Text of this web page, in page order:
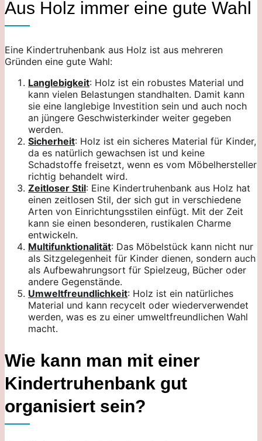
Aus Holz immer eine gute Wahl
Eine Kindertruhenbank aus Holz ist aus mehreren
Gründen eine gute Wahl:
Langlebigkeit: Holz ist ein robustes Material und
kann vielen Belastungen standhalten. Damit kann
sie eine langlebige Investition sein und auch noch
an jüngere Geschwisterkinder weiter gegeben
werden.
Sicherheit: Holz ist ein sicheres Material für Kinder,
da es natürlich gewachsen ist und keine
Schadstoffe freisetzt, wenn es vom Möbelhersteller
richtig behandelt wird.
Zeitloser Stil: Eine Kindertruhenbank aus Holz hat
einen zeitlosen Stil, der sich gut in verschiedene
Arten von Einrichtungsstilen einfügt. Mit der Zeit
kann sie einen besonderen, rustikalen Charme
entwickeln.
Multifunktionalität: Das Möbelstück kann nicht nur
als Sitzgelegenheit für Kinder dienen, sondern auch
als Aufbewahrungsort für Spielzeug, Bücher oder
andere Gegenstände.
Umweltfreundlichkeit: Holz ist ein natürliches
Material und kann recycelt oder wiederverwendet
werden, was es zu einer umweltfreundlichen Wahl
macht.
Wie kann man mit einer
Kindertruhenbank gut
organisiert sein?